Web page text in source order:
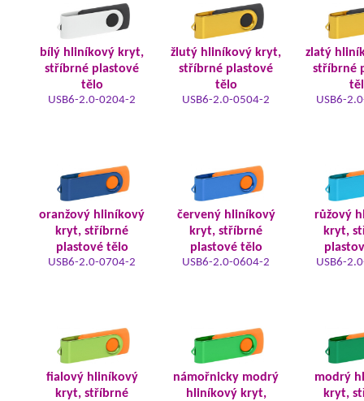
bílý hliníkový kryt,
stříbrné plastové
tělo
USB6-2.0-0204-2
žlutý hliníkový kryt,
stříbrné plastové
tělo
USB6-2.0-0504-2
zlatý
stříbrné
USB6-
oranžový hliníkový
kryt, stříbrné
plastové tělo
USB6-2.0-0704-2
červený hliníkový
kryt, stříbrné
plastové tělo
USB6-2.0-0604-2
růžový
kryt,
USB6-
fialový hliníkový
kryt, stříbrné
námořnicky modrý
hliníkový kryt,
modrý
kryt,